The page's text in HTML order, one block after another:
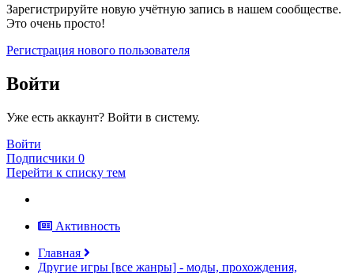
Зарегистрируйте новую учётную запись в нашем сообществе.
Это очень просто!
Регистрация нового пользователя
Войти
Уже есть аккаунт? Войти в систему.
Войти
Подписчики 0
Перейти к списку тем
Активность
Главная
Другие игры [все жанры] - моды, прохождения,